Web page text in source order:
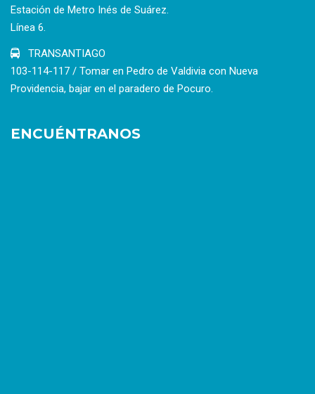
Estación de Metro Inés de Suárez.
Línea 6.
TRANSANTIAGO
103-114-117 / Tomar en Pedro de Valdivia con Nueva
Providencia, bajar en el paradero de Pocuro.
ENCUÉNTRANOS